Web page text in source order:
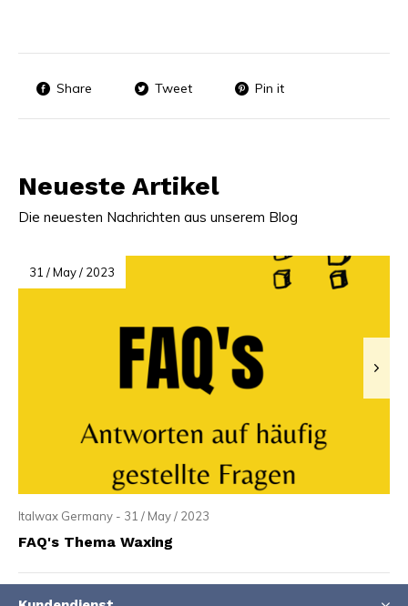
Share Tweet Pin it
Neueste Artikel
Die neuesten Nachrichten aus unserem Blog
31 / May / 2023
Italwax Germany - 31 / May / 2023
FAQ's Thema Waxing